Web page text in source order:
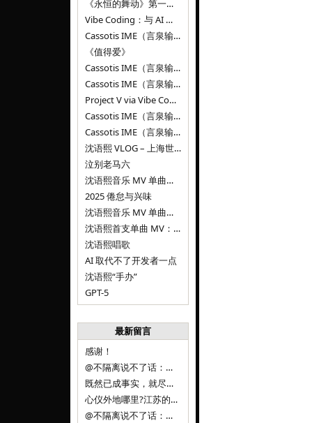
《永恒的舞动》第一百二十七章
Vibe Coding：与 AI 并肩进步——言泉输入法 v0.4.1
Cassotis IME（言泉输入法）v0.3.1
《值得爱》
Cassotis IME（言泉输入法）v0.2.0
Cassotis IME（言泉输入法）v0.1.0
Project V via Vibe Coding
Cassotis IME（言泉输入法）阶段二
Cassotis IME（言泉输入法）
沈语熙 VLOG – 上海世博文化公园双子山
泣别老马六
沈语熙音乐 MV 单曲第三弹：代码与白T恤
2025 倦怠与兴味
沈语熙音乐 MV 单曲第二弹：优雅时间
沈语熙首支单曲 MV：告别的倒影
沈语熙唱歌
AI 取代不了开发者一点
沈语熙“手办”
GPT-5
最新留言
感谢！
@不隔离说不了话：浙江的
既然已成事实，就尽量接受了。 事情未能如愿已是不幸，没必要为此反复纠结来进行不必要的自我惩罚。 之前问过家里的小朋友是否想学编
心仪外地哪里?江苏的？顺其自然，全面发展才是。
@不隔离说不了话：确实，一晃三年。